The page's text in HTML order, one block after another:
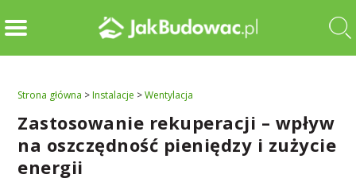
Strona główna >Instalacje >Wentylacja
Zastosowanie rekuperacji – wpływ
na oszczędność pieniędzy i zużycie
energii